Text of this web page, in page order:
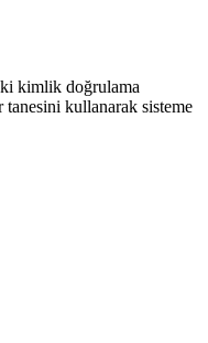
kimlik doğrulama
kullanarak sisteme